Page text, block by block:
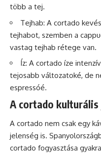
több a tej.
Tejhab: A cortado
tejhabot, szemben a
vastag tejhab rétege van.
Íz: A cortado íze
tejosabb változatoké, de
espressóé.
A cortado
A cortado nem csak egy
jelenség is.
cortado fogyasztása